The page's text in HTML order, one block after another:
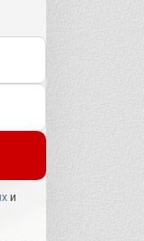
и